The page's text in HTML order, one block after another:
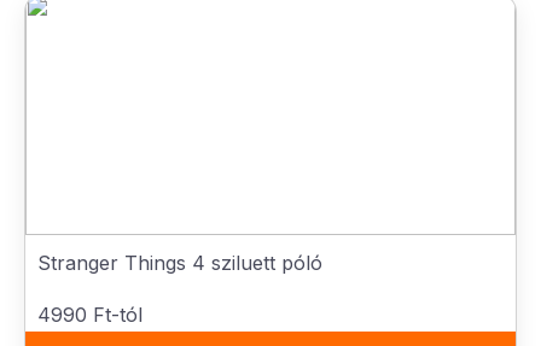
Stranger Things 4 sziluett póló
4990 Ft-tól